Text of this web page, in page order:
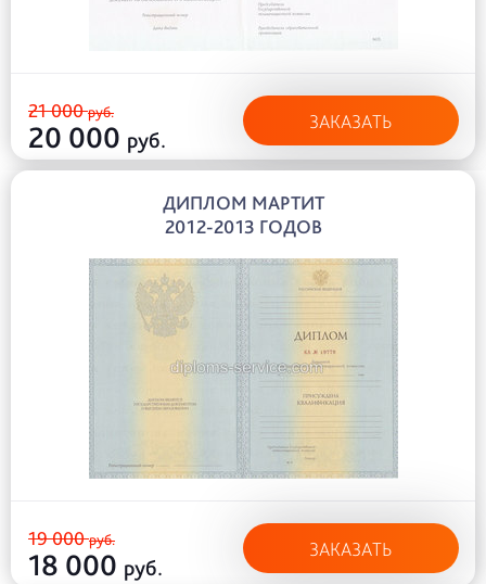
21 000руб.
20 000 руб.
ЗАКАЗАТЬ
ДИПЛОМ МАРТИТ
2012-2013 ГОДОВ
19 000руб.
18 000 руб.
ЗАКАЗАТЬ